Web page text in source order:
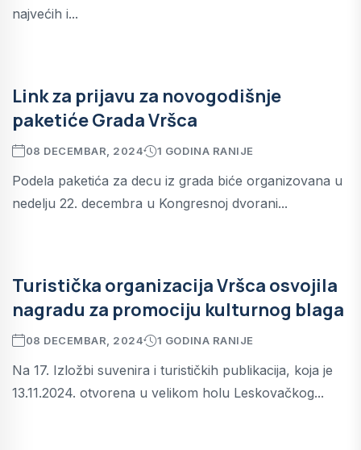
najvećih i...
Link za prijavu za novogodišnje
paketiće Grada Vršca
08 DECEMBAR, 2024 1 GODINA RANIJE
Podela paketića za decu iz grada biće organizovana u
nedelju 22. decembra u Kongresnoj dvorani...
Turistička organizacija Vršca osvojila
nagradu za promociju kulturnog blaga
08 DECEMBAR, 2024 1 GODINA RANIJE
Na 17. Izložbi suvenira i turističkih publikacija, koja je
13.11.2024. otvorena u velikom holu Leskovačkog...